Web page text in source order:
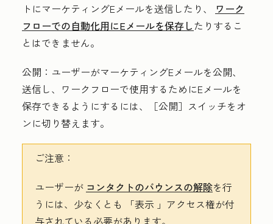
トにマーケティングEメールを送信したり、 ワーク
フローでの自動化用にEメールを保存したりするこ
とはできません。
公開 ：ユーザーがマーケティングEメールを公開、
送信し、ワークフローで使用するためにEメールを
保存できるようにするには、［公開］ スイッチをオ
ンに切り替えます。
ご注意：
ユーザーが コンタクトのバウンスの解除を行
うには、少なくとも
「表示 」アクセス権が付